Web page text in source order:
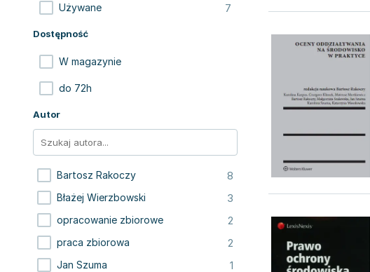
Używane 7
Dostępność
W magazynie
do 72h
Autor
Bartosz Rakoczy 8
Błażej Wierzbowski 3
opracowanie zbiorowe 2
praca zbiorowa 2
Jan Szuma 1